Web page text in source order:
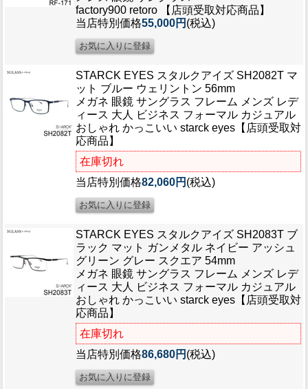
factory900 retoro 【店頭受取対応商品】
当店特別価格55,000円 (税込)
STARCK EYES スタルクアイズ SH2082T マ
ット ブルー ウェリントン 56mm
メガネ 眼鏡 サングラス フレーム メンズ レデ
ィース 大人 ビジネス フォーマル カジュアル
おしゃれ かっこいい starck eyes【店頭受取対
応商品】
在庫切れ
当店特別価格82,060円 (税込)
STARCK EYES スタルクアイズ SH2083T ブ
ラック マット ガンメタル ネイビー アッシュ
グリーン グレー スクエア 54mm
メガネ 眼鏡 サングラス フレーム メンズ レデ
ィース 大人 ビジネス フォーマル カジュアル
おしゃれ かっこいい starck eyes【店頭受取対
応商品】
在庫切れ
当店特別価格86,680円 (税込)